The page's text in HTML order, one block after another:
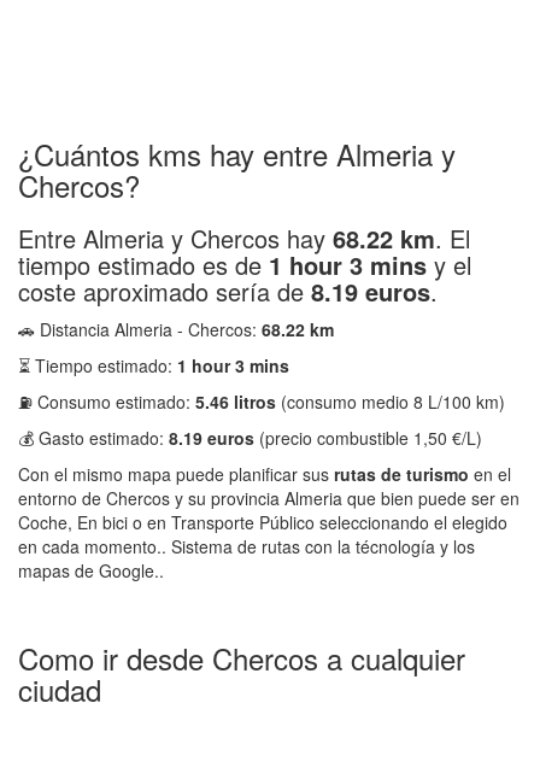
¿Cuántos kms hay entre Almeria y
Chercos?
Entre Almeria y Chercos hay 68.22 km. El
tiempo estimado es de 1 hour 3 mins y el
coste aproximado sería de 8.19 euros.
🚗 Distancia Almeria - Chercos: 68.22 km
⏳ Tiempo estimado: 1 hour 3 mins
⛽ Consumo estimado: 5.46 litros (consumo medio 8 L/100 km)
💰 Gasto estimado: 8.19 euros (precio combustible 1,50 €/L)
Con el mismo mapa puede planificar sus rutas de turismo en el
entorno de Chercos y su provincia Almeria que bien puede ser en
Coche, En bici o en Transporte Público seleccionando el elegido
en cada momento.. Sistema de rutas con la técnología y los
mapas de Google..
Como ir desde Chercos a cualquier
ciudad